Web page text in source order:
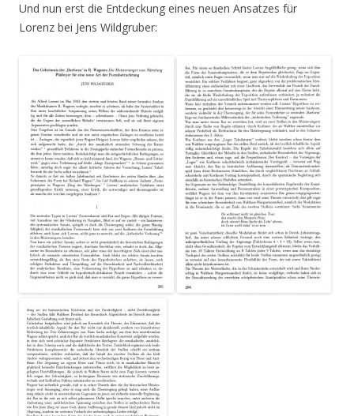
Und nun erst die Entdeckung eines neuen Ansatzes für
Lorenz bei Jens Wildgruber: